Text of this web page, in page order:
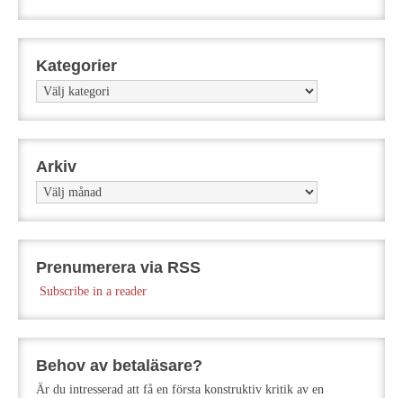
Kategorier
Kategorier
Arkiv
Arkiv
Prenumerera via RSS
Subscribe in a reader
Behov av betaläsare?
Är du intresserad att få en första konstruktiv kritik av en